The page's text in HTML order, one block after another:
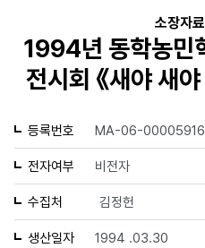
소장자
1994년 동학농민
전시회 《새야 새
등록번호 MA-06-00005916
전자여부 비전자
수집처 김정헌
생산일자 1994 .03.30